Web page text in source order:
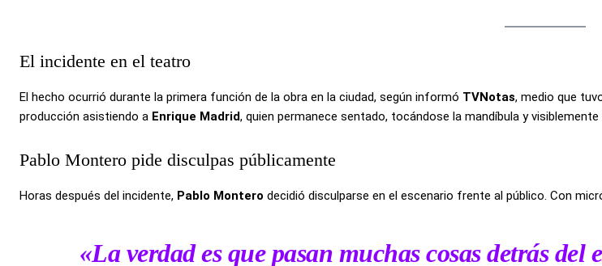
El incidente en el teatro
El hecho ocurrió durante la primera función de la obra en la ciudad, según informó TVNotas, medio que
producción asistiendo a Enrique Madrid, quien permanece sentado, tocándose la mandíbula y
Pablo Montero pide disculpas públicamente
Horas después del incidente, Pablo Montero decidió disculparse en el escenario frente al público. Con
«La verdad es que pasan muchas cosas detrás